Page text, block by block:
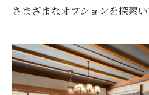
さまざまなオプションを探索い